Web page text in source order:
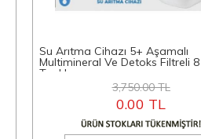
Su Arıtma Cihazı 5+ Aşamalı
Multimineral Ve Detoks Filtreli 8
Tanklı
3,750.00 TL
0.00 TL